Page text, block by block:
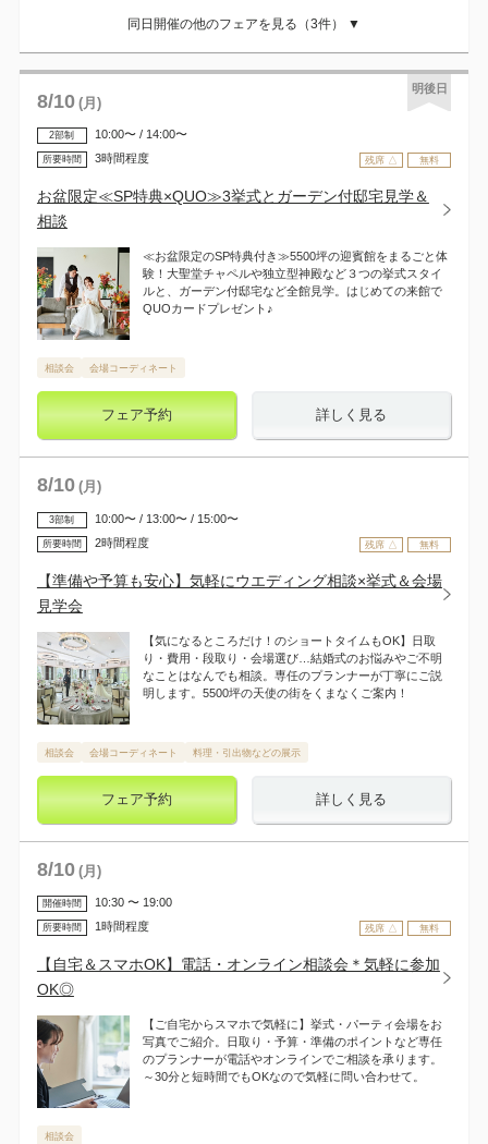
同日開催の他のフェアを見る（3件） ▼
明後日
8/10 (月)
残席 △ 無料
2部制 10:00〜 / 14:00〜
所要時間 3時間程度
お盆限定≪SP特典×QUO≫3挙式とガーデン付邸宅見学＆
相談
≪お盆限定のSP特典付き≫5500坪の迎賓館をまるごと体
験！大聖堂チャペルや独立型神殿など３つの挙式スタイ
ルと、ガーデン付邸宅など全館見学。はじめての来館で
QUOカードプレゼント♪
相談会 会場コーディネート
フェア予約 詳しく見る
8/10 (月)
残席 △ 無料
3部制 10:00〜 / 13:00〜 / 15:00〜
所要時間 2時間程度
【準備や予算も安心】気軽にウエディング相談×挙式＆会場
見学会
【気になるところだけ！のショートタイムもOK】日取
り・費用・段取り・会場選び…結婚式のお悩みやご不明
なことはなんでも相談。専任のプランナーが丁寧にご説
明します。5500坪の天使の街をくまなくご案内！
相談会 会場コーディネート 料理・引出物などの展示
フェア予約 詳しく見る
8/10 (月)
残席 △ 無料
開催時間 10:30 〜 19:00
所要時間 1時間程度
【自宅＆スマホOK】電話・オンライン相談会＊気軽に参加
OK◎
【ご自宅からスマホで気軽に】挙式・パーティ会場をお
写真でご紹介。日取り・予算・準備のポイントなど専任
のプランナーが電話やオンラインでご相談を承ります。
～30分と短時間でもOKなので気軽に問い合わせて。
相談会